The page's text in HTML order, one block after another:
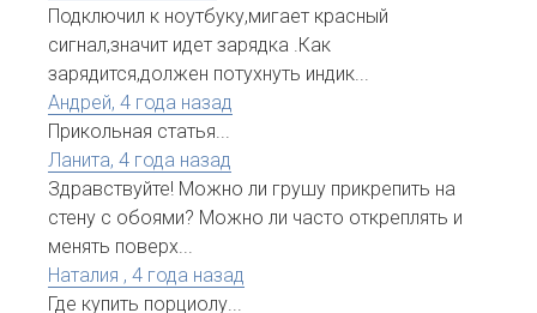
Подключил к ноутбуку,мигает красный
сигнал,значит идет зарядка .Как
зарядится,должен потухнуть индик...
Андрей, 4 года назад
Прикольная статья...
Ланита, 4 года назад
Здравствуйте! Можно ли грушу прикрепить на
стену с обоями? Можно ли часто откреплять и
менять поверх...
Наталия , 4 года назад
Где купить порциолу...